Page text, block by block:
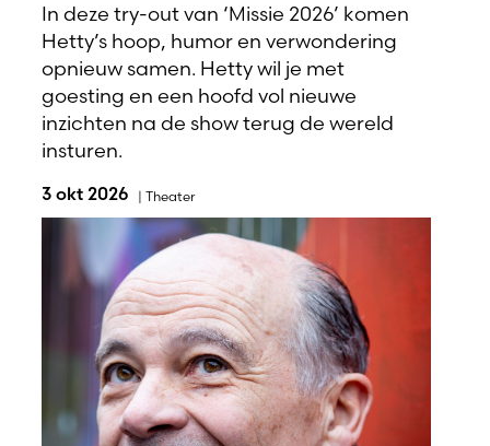
In deze try-out van ‘Missie 2026’ komen
Hetty’s hoop, humor en verwondering
opnieuw samen. Hetty wil je met
goesting en een hoofd vol nieuwe
inzichten na de show terug de wereld
insturen.
3 okt 2026 | Theater